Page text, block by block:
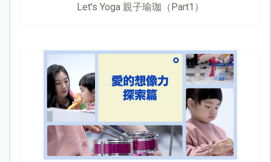
Let's Yoga 親子瑜珈（Part1）